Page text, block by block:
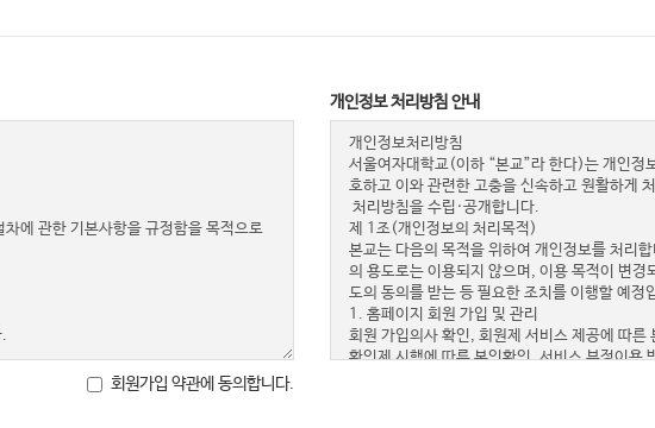
회원가입 약관에 동의합니다.
개인정보 처리방침 안내